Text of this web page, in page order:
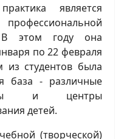
является
В этом году она
по 22 февраля
из студентов была
база - различные
и центры
детей.
(творческой)